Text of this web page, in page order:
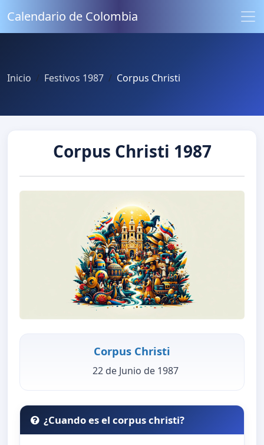
Calendario de Colombia
Inicio Festivos 1987 Corpus Christi
Corpus Christi 1987
Corpus Christi
22 de Junio de 1987
¿Cuando es el corpus christi?